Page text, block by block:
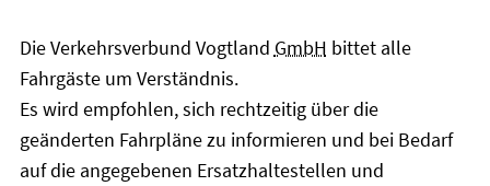
Die Verkehrsverbund Vogtland GmbH bittet alle
Fahrgäste um Verständnis.
Es wird empfohlen, sich rechtzeitig über die
geänderten Fahrpläne zu informieren und bei Bedarf
auf die angegebenen Ersatzhaltestellen und